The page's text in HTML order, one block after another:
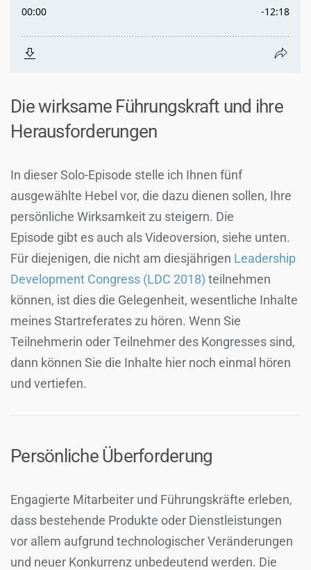
Die wirksame Führungskraft und ihre
Herausforderungen
In dieser Solo-Episode stelle ich Ihnen fünf
ausgewählte Hebel vor, die dazu dienen sollen, Ihre
persönliche Wirksamkeit zu steigern. Die
Episode gibt es auch als Videoversion, siehe unten.
Für diejenigen, die nicht am diesjährigen Leadership
Development Congress (LDC 2018) teilnehmen
können, ist dies die Gelegenheit, wesentliche Inhalte
meines Startreferates zu hören. Wenn Sie
Teilnehmerin oder Teilnehmer des Kongresses sind,
dann können Sie die Inhalte hier noch einmal hören
und vertiefen.
Persönliche Überforderung
Engagierte Mitarbeiter und Führungskräfte erleben,
dass bestehende Produkte oder Dienstleistungen
vor allem aufgrund technologischer Veränderungen
und neuer Konkurrenz unbedeutend werden. Die